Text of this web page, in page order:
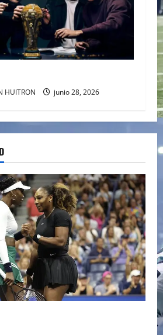
HUITRON junio 28, 2026